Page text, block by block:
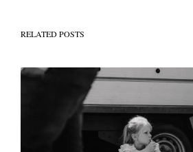
RELATED POSTS